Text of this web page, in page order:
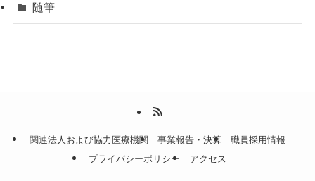
随筆
関連法人および協力医療機関 事業報告・決算
職員採用情報
プライバシーポリシー
アクセス